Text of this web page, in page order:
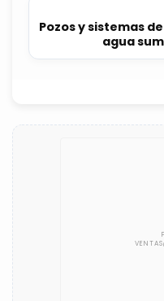
Pozos y sistemas
agua